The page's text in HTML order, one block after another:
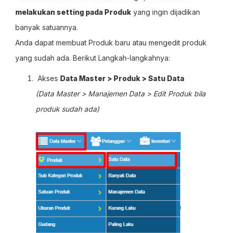
melakukan setting pada Produk yang ingin dijadikan
banyak satuannya.
Anda dapat membuat Produk baru atau mengedit produk
yang sudah ada. Berikut Langkah-langkahnya:
Akses Data Master > Produk > Satu Data
(Data Master > Manajemen Data > Edit Produk bila
produk sudah ada)